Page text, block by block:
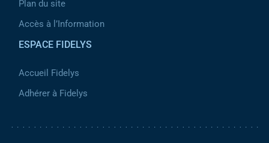
Plan du site
Accès à l’Information
ESPACE FIDELYS
Accueil Fidelys
Adhérer à Fidelys